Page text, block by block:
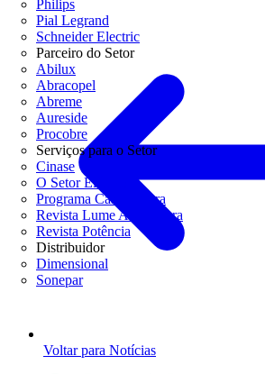
Philips
Pial Legrand
Schneider Electric
Parceiro do Setor
Abilux
Abracopel
Abreme
Aureside
Procobre
Serviços para o Setor
Cinase
O Setor Elétrico
Programa Casa Segura
Revista Lume Arquitetura
Revista Potência
Distribuidor
Dimensional
Sonepar
Voltar para Notícias